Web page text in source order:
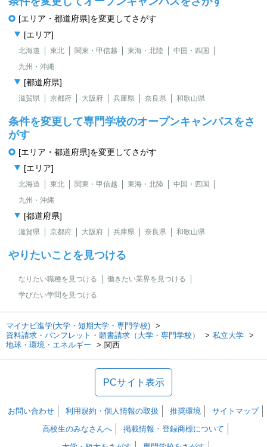
[エリア・都道府県]を変更してさがす
[エリア]
北海道 東北 関東・甲信越 東海・北陸
中国・四国
九州・沖縄
[都道府県]
滋賀県 京都府 大阪府 兵庫県 奈良県 和歌山県
条件を変更して専門学校のオープンキャンパスをさ
がす
[エリア・都道府県]を変更してさがす
[エリア]
北海道 東北 関東・甲信越 東海・北陸
中国・四国
九州・沖縄
[都道府県]
滋賀県 京都府 大阪府 兵庫県 奈良県 和歌山県
やりたいことを見つける
なりたい職種を見つける
働きたい業界を見つける
学びたい学問を見つける
マイナビ進学(大学・短期大学・専門学校)
資料請求・パンフレット・願書請求（大学・専門学校）
私立大学
地球・環境・エネルギー
関西
PCサイト表示
お問い合わせ 利用規約・個人情報の取扱 推奨環境
サイトマップ
高校生のみなさんへ
掲載情報・登録商標について